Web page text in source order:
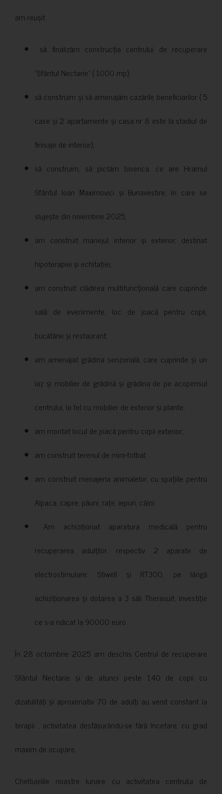
am reușit:
să finalizăm construcția centrului de recuperare
”Sfântul Nectarie” ( 1000 mp);
să construim și să amenajăm cazările beneficiarilor ( 5
case și 2 apartamente și casa nr 8 este la stadiul de
finisaje de interior);
să construim, să pictăm biserica, ce are Hramul
Sfântul Ioan Maximovici și Bunavestire, în care se
slujește din noiembrie 2025;
am construit manejul interior și exterior, destinat
hipoterapiei și echitației;
am construit clădirea multifuncțională care cuprinde
sală de evenimente, loc de joacă pentru copii,
bucătărie și restaurant;
am amenajat grădina senzorială, care cuprinde și un
iaz și mobilier de grădină și grădina de pe acoperisul
centrului, la fel cu mobilier de exterior și plante;
am montat locul de joacă pentru copii exterior;
am construit terenul de mini-fotbal;
am construit menajeria animalelor, cu spațiile pentru
Alpaca, capre, păuni, rațe, iepuri, câini;
Am achiziționat aparatura medicală pentru
recuperarea adulților, respectiv 2 aparate de
electrostimulare: Stiwell și RT300, pe lângă
achiziționarea și dotarea a 3 săli Therasuit, investiție
ce s-a ridicat la 90000 euro.
În 28 octombrie 2025 am deschis Centrul de recuperare
Sfântul Nectarie și de atunci peste 140 de copii cu
dizabilități și aproximativ 70 de adulți au venit constant la
terapii , activitatea desfășurându-se fără încetare, cu grad
maxim de ocupare.
Cheltuielile noastre lunare cu activitatea centrului de